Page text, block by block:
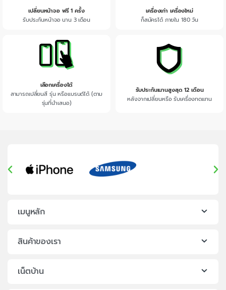
เปลี่ยนหน้าจอ ฟรี 1 ครั้ง
รับประกันหน้าจอ นาน 3 เดือน
เครื่องเก่า เครื่องใหม่
ก็สมัครได้ ภายใน 180 วัน
เลือกเครื่องได้
สามารถเปลี่ยนสี รุ่น หรือแบรนด์ได้ (ตาม
รุ่นที่นำเสนอ)
รับประกันเนานสูงสุด 12 เดือน
หลังจากเปลี่ยนหรือ รับเครื่องทดแทน
เมนูหลัก
สินค้าของเรา
เน็ตบ้าน